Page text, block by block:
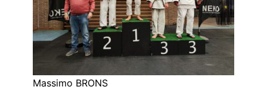
Massimo BRONS